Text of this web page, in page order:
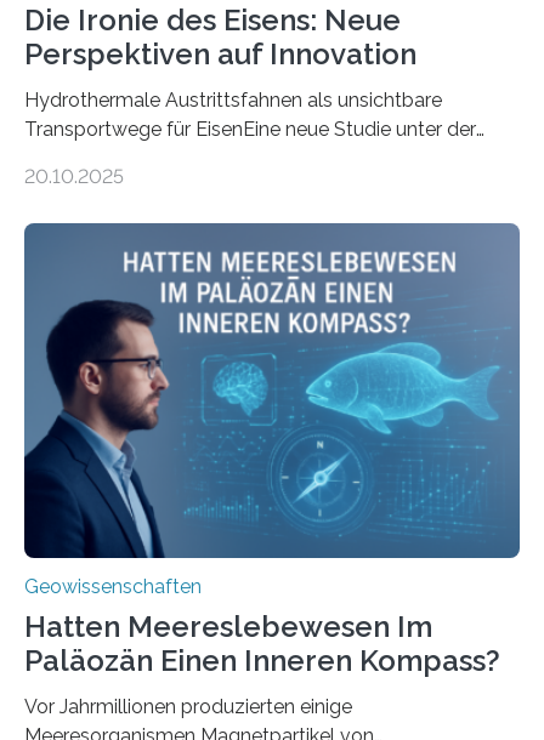
Die Ironie des Eisens: Neue
Perspektiven auf Innovation
Hydrothermale Austrittsfahnen als unsichtbare
Transportwege für EisenEine neue Studie unter der
Umweltwissenschaften der Universität Bremen –
Stoffkreislauf im Ozean prägen. Die Überblicksstudie
mit dem Titel „Iron’s Irony“ ist in Communications Earth
& Environment erschienen. Die Studie fasst bestehende
Forschungsergebnisse zusammen und interpretiert sie
neu, um zu erklären, wie Eisen, das aus hydrothermalen
Systemen freigesetzt wird, über ganze Ozeanbecken
transportiert werden kann. „Das…
20.10.2025
Geowissenschaften
Hatten Meereslebewesen Im
Paläozän Einen Inneren Kompass?
Vor Jahrmillionen produzierten einige
Meeresorganismen Magnetpartikel von